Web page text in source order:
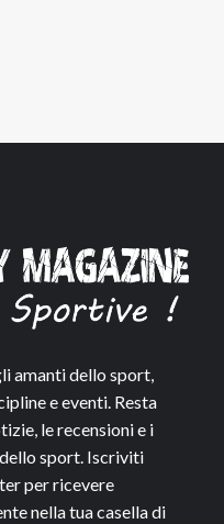
amanti dello sport,
e eventi. Resta
le recensioni e i
sport. Iscriviti
per ricevere
nella tua casella di